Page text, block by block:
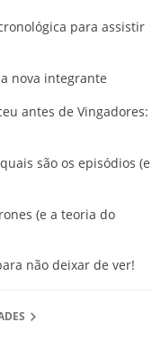
para assistir
nova integrante
antes de Vingadores:
são os episódios (e
(e a teoria do
não deixar de ver!